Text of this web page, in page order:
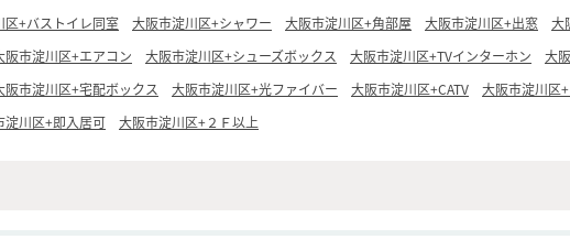
区+バストイレ同室 大阪市淀川区+シャワー 大阪市淀川区+角部屋 大阪市淀川区+出窓
大
阪市淀川区+エアコン 大阪市淀川区+シューズボックス 大阪市淀川区+TVインターホン
大
阪市淀川区+宅配ボックス 大阪市淀川区+光ファイバー 大阪市淀川区+CATV
大阪市淀川区
淀川区+即入居可 大阪市淀川区+２Ｆ以上